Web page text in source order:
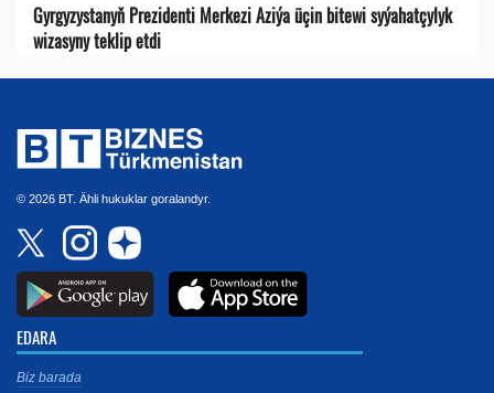
Gyrgyzystanyň Prezidenti Merkezi Aziýa üçin bitewi syýahatçylyk
wizasyny teklip etdi
© 2026 BT. Ähli hukuklar goralandyr.
EDARA
Biz barada